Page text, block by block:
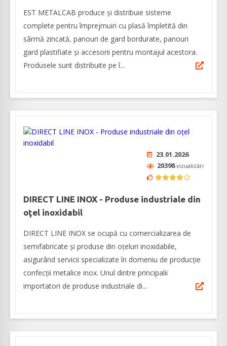
EST METALCAB produce și distribuie sisteme
complete pentru împrejmuiri cu plasă împletită din
sârmă zincată, panouri de gard bordurate, panouri
gard plastifiate și accesorii pentru montajul acestora.
Produsele sunt distribuite pe î...
23.01.2026
20398vizualizări
DIRECT LINE INOX - Produse industriale din
oţel inoxidabil
DIRECT LINE INOX se ocupă cu comercializarea de
semifabricate şi produse din oţeluri inoxidabile,
asigurând servicii specializate în domeniu de producţie
confecţii metalice inox. Unul dintre principalii
importatori de produse industriale di...